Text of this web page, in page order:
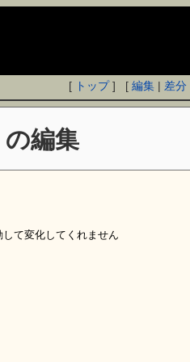
[ トップ] [編集 | 差分
の編集